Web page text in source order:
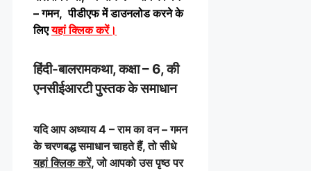
– गमन, पीडीएफ में डाउनलोड करने के
लिएयहां क्लिक करें।
हिंदी-बालरामकथा, कक्षा – 6, की
एनसीईआरटी पुस्तक के समाधान
यदि आप अध्याय 4 – राम का वन – गमन
के चरणबद्ध समाधान चाहते हैं, तो सीधे
यहां क्लिक करें, जो आपको उस पृष्ठ पर